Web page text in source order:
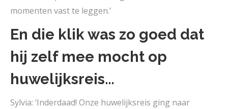
momenten vast te leggen.’
En die klik was zo goed dat
hij zelf mee mocht op
huwelijksreis…
Sylvia: ‘Inderdaad! Onze huwelijksreis ging naar